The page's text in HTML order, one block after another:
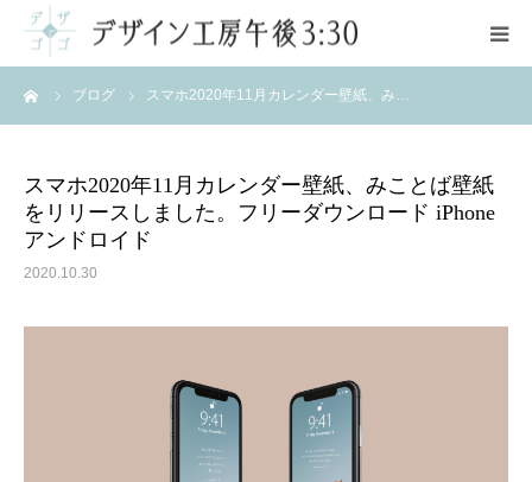
ブログ スマホ2020年11月カレンダー壁紙、み…
スマホ2020年11月カレンダー壁紙、みことば壁紙
をリリースしました。フリーダウンロード iPhone
アンドロイド
2020.10.30
ご案内
ポートフォリオ